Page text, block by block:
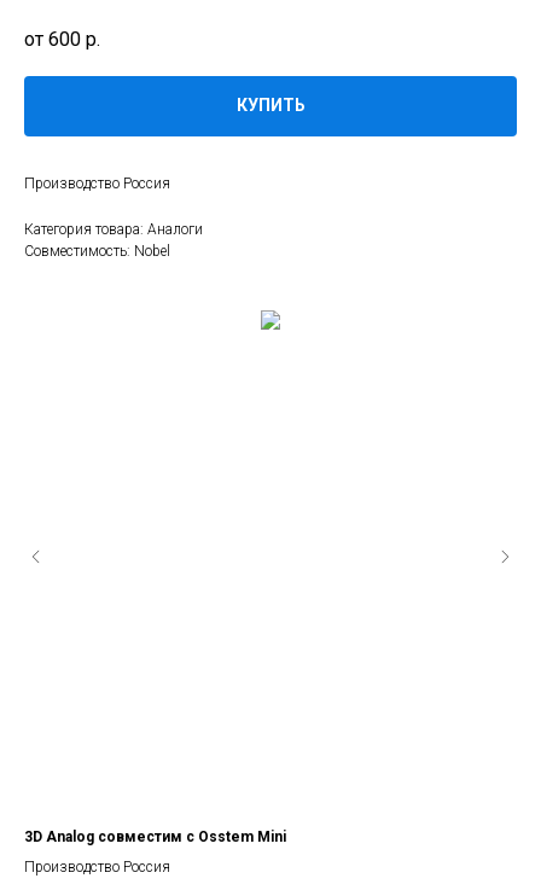
600 р.
КУПИТЬ
Производство Россия
Категория товара: Аналоги
Совместимость: Nobel
3D Analog совместим с Osstem Mini
Производство Россия